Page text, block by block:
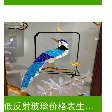
低反射玻璃价格表生产电话